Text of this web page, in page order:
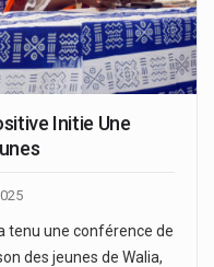
Initie Une
tenu une conférence de
des jeunes de Walia,